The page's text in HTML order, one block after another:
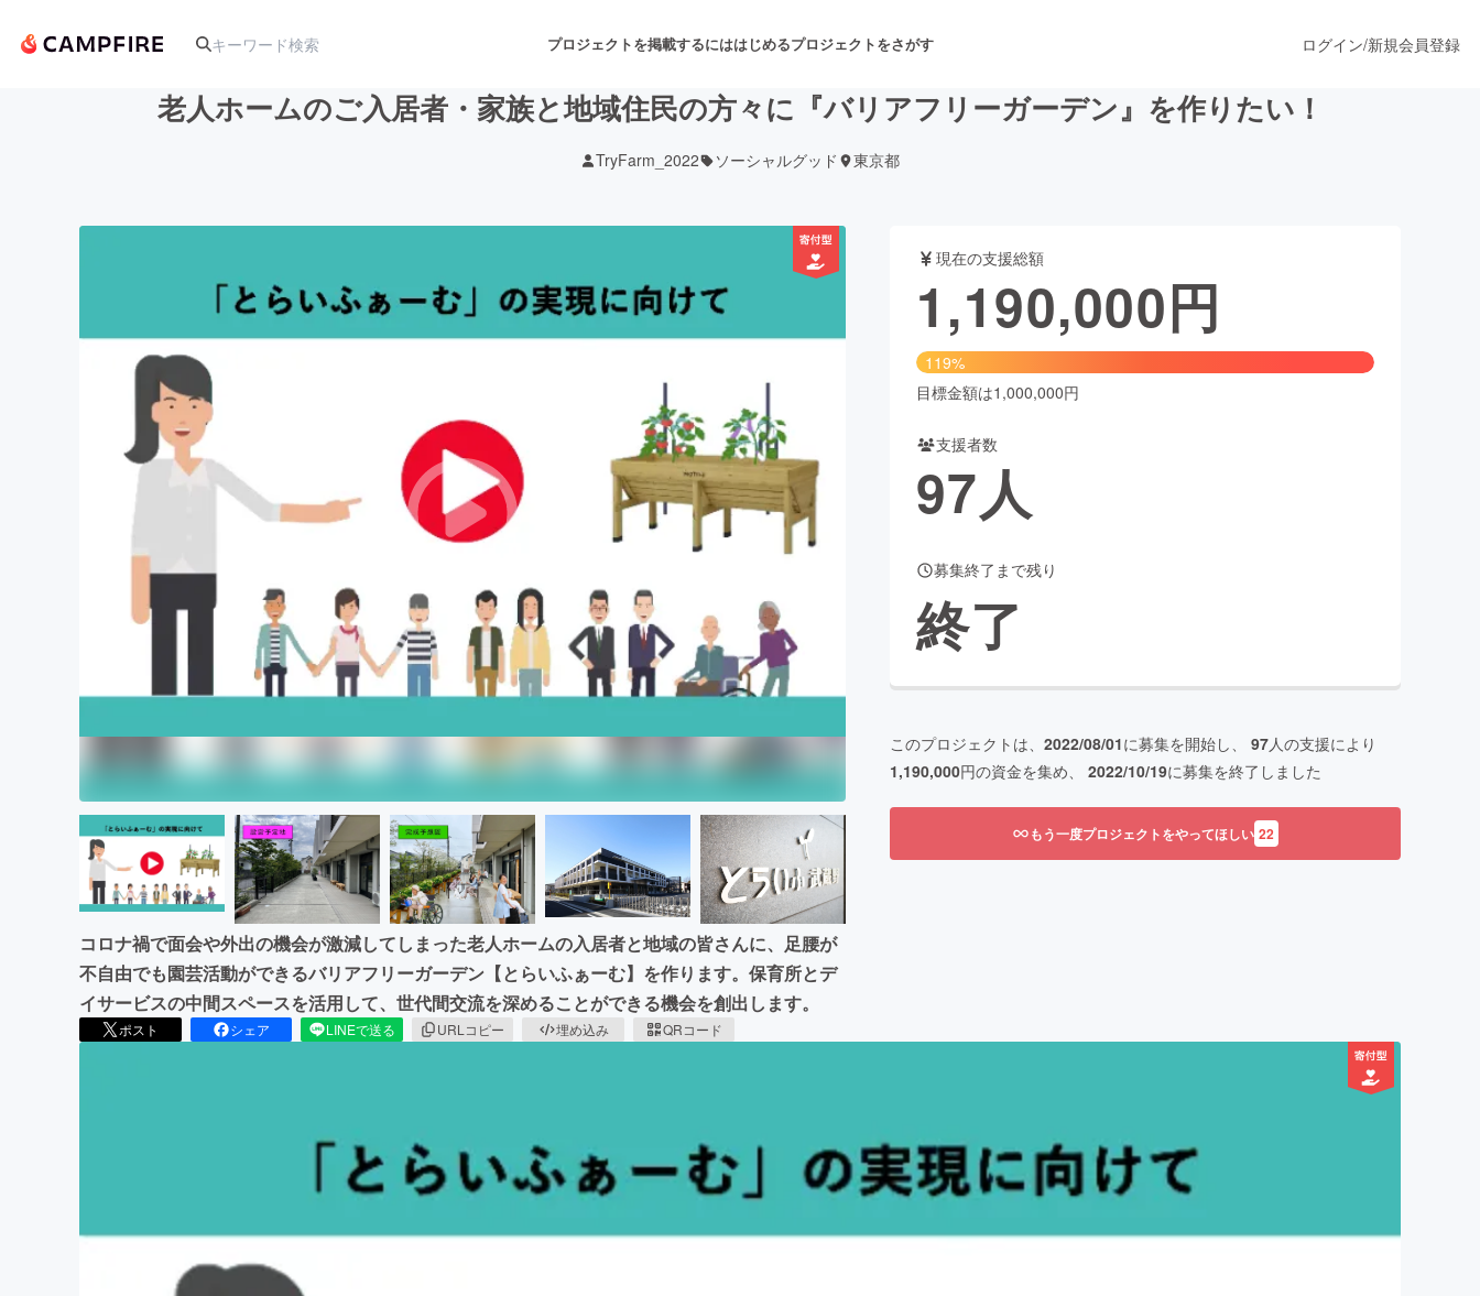
プロジェクトを掲載するにははじめるプロジェクトをさがす
舞台・パフォーマンス
ファッション
チャレンジ ビューティー・ヘルスケア
まちづくり・地域活性化
CAMPFIREふるさと納税
machi-ya
ログイン/新規会員登録
老人ホームのご入居者・家族と地域住民の方々に『バリアフリーガーデン』を作りたい！
TryFarm_2022 ソーシャルグッド 東京都
コロナ禍で面会や外出の機会が激減してしまった老人ホームの入居者と地域の皆さんに、足腰が
不自由でも園芸活動ができるバリアフリーガーデン【とらいふぁーむ】を作ります。保育所とデ
イサービスの中間スペースを活用して、世代間交流を深めることができる機会を創出します。
ポスト シェア LINEで送る URLコピー 埋め込み QRコード
現在の支援総額
1,190,000円
119%
目標金額は1,000,000円
支援者数
97人
募集終了まで残り
終了
このプロジェクトは、 2022/08/01に募集を開始し、 97人の支援により
1,190,000円の資金を集め、 2022/10/19に募集を終了しました
もう一度プロジェクトをやってほしい 22